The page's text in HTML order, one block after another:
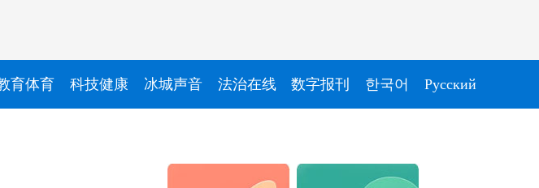
育体育 科技健康 冰城声音 法治在线 数字报刊 한국어 Pусский